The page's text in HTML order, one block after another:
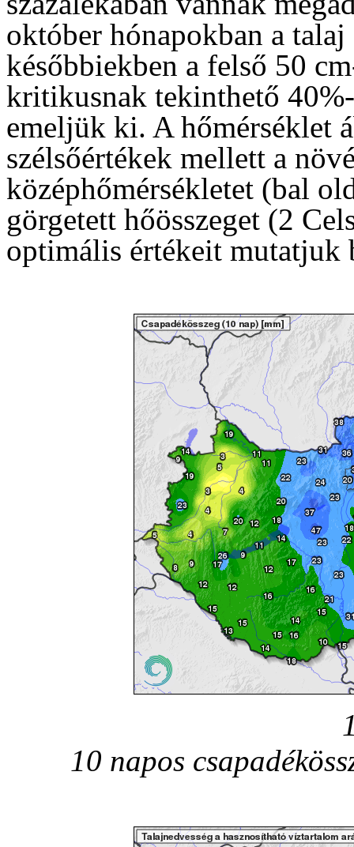
október hónapokban a
későbbiekben a felső 50
kritikusnak tekinthető
emeljük ki. A hőmérséklet
szélsőértékek mellett a
középhőmérsékletet (bal
görgetett hőösszeget (2
optimális értékeit
10 napos